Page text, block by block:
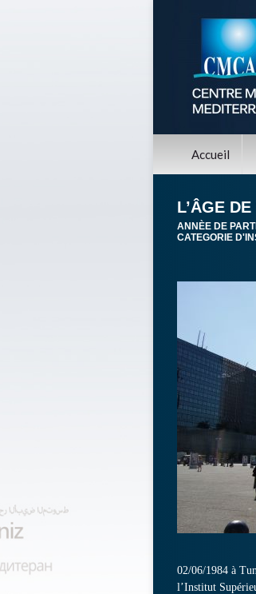
Accueil
L’ÂGE
ANNÈE DE
CATEGORIE
02/06/1984 à
l’Institut